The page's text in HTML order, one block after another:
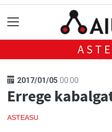
2017/01/05 00:00
Errege
ASTEASU